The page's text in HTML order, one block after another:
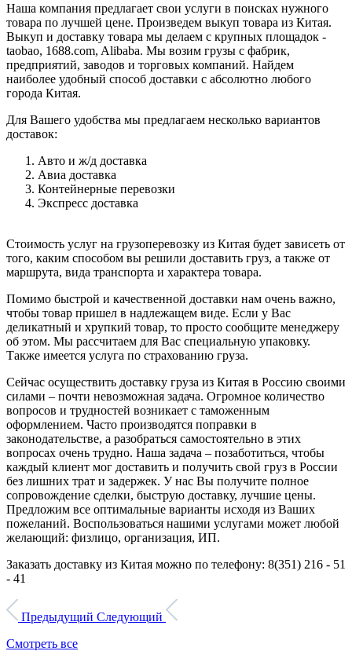
Наша компания предлагает свои услуги в поисках нужного
товара по лучшей цене. Произведем выкуп товара из Китая.
Выкуп и доставку товара мы делаем с крупных площадок -
taobao, 1688.com, Alibaba. Мы возим грузы с фабрик,
предприятий, заводов и торговых компаний. Найдем
наиболее удобный способ доставки с абсолютно любого
города Китая.
Для Вашего удобства мы предлагаем несколько вариантов
доставок:
Авто и ж/д доставка
Авиа доставка
Контейнерные перевозки
Экспресс доставка
Стоимость услуг на грузоперевозку из Китая будет зависеть от
того, каким способом вы решили доставить груз, а также от
маршрута, вида транспорта и характера товара.
Помимо быстрой и качественной доставки нам очень важно,
чтобы товар пришел в надлежащем виде. Если у Вас
деликатный и хрупкий товар, то просто сообщите менеджеру
об этом. Мы рассчитаем для Вас специальную упаковку.
Также имеется услуга по страхованию груза.
Сейчас осуществить доставку груза из Китая в Россию своими
силами – почти невозможная задача. Огромное количество
вопросов и трудностей возникает с таможенным
оформлением. Часто производятся поправки в
законодательстве, а разобраться самостоятельно в этих
вопросах очень трудно. Наша задача – позаботиться, чтобы
каждый клиент мог доставить и получить свой груз в России
без лишних трат и задержек. У нас Вы получите полное
сопровождение сделки, быструю доставку, лучшие цены.
Предложим все оптимальные варианты исходя из Ваших
пожеланий. Воспользоваться нашими услугами может любой
желающий: физлицо, организация, ИП.
Заказать доставку из Китая можно по телефону: 8(351) 216 - 51
- 41
Предыдущий Следующий
Смотреть все